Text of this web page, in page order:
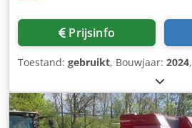
Prijsinfo
Toestand: gebruikt, Bouwjaar: 2024,